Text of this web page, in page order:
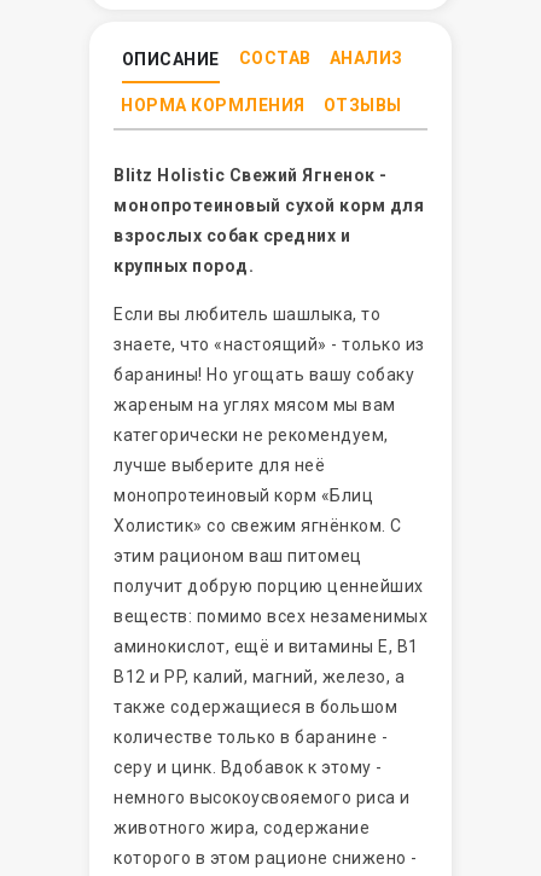
ОПИСАНИЕ СОСТАВ АНАЛИЗ
НОРМА КОРМЛЕНИЯ ОТЗЫВЫ
Blitz Holistic Свежий Ягненок -
монопротеиновый сухой корм для
взрослых собак средних и
крупных пород.
Если вы любитель шашлыка, то
знаете, что «настоящий» - только из
баранины! Но угощать вашу собаку
жареным на углях мясом мы вам
категорически не рекомендуем,
лучше выберите для неё
монопротеиновый корм «Блиц
Холистик» со свежим ягнёнком. С
этим рационом ваш питомец
получит добрую порцию ценнейших
веществ: помимо всех незаменимых
аминокислот, ещё и витамины Е, B1
B12 и PP, калий, магний, железо, а
также содержащиеся в большом
количестве только в баранине -
серу и цинк. Вдобавок к этому -
немного высокоусвояемого риса и
животного жира, содержание
которого в этом рационе снижено -